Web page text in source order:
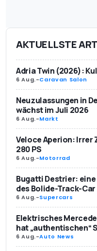
AKTUELLSTE
Adria Twin (2026):
6 Aug.-Caravan Salon
Neuzulassungen in
wächst im Juli 2026
6 Aug.-Markt
Veloce Aperion:
280 PS
6 Aug.-Motorrad
Bugatti Destrier:
des Bolide-Track-Car
6 Aug.-Supercars
Elektrisches
hat „authentischen“
6 Aug.-Auto News